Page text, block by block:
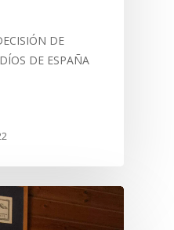
DE
DE ESPAÑA